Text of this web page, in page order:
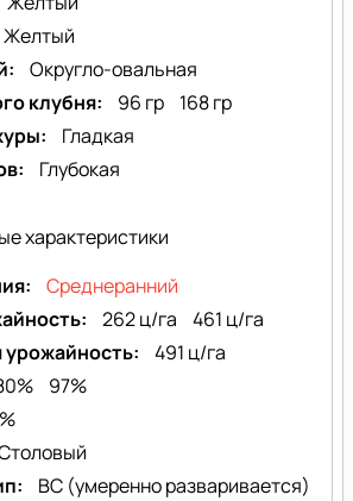
Желтый
Округло-овальная
клубня
96 гр
168 гр
Гладкая
Глубокая
характеристики
Среднеранний
262 ц/га
461 ц/га
491 ц/га
97%
BC (умеренно разваривается)